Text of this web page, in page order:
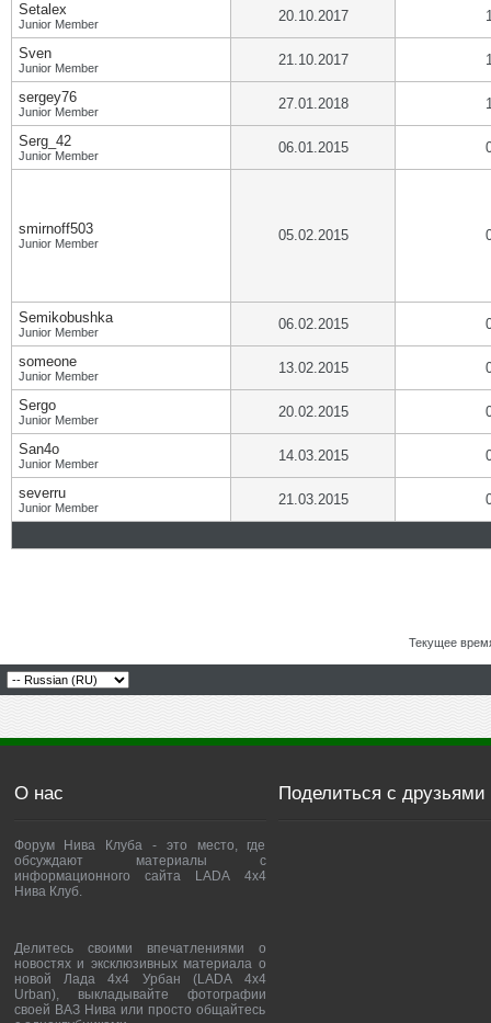
Setalex
Junior Member 20.10.2017
Sven
Junior Member 21.10.2017
sergey76
Junior Member 27.01.2018
Serg_42
Junior Member 06.01.2015
smirnoff503
Junior Member 05.02.2015
Semikobushka
Junior Member 06.02.2015
someone
Junior Member 13.02.2015
Sergo
Junior Member 20.02.2015
San4o
Junior Member 14.03.2015
severru
Junior Member 21.03.2015
Текущее
О нас
Форум Нива Клуба - это место, где
обсуждают материалы с
информационного сайта LADA 4x4
Нива Клуб.
Делитесь своими впечатлениями о
новостях и эксклюзивных материала о
новой Лада 4х4 Урбан (LADA 4x4
Urban), выкладывайте фотографии
своей ВАЗ Нива или просто общайтесь
Поделиться с друзьями